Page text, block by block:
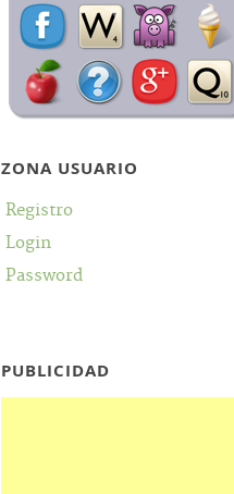
ZONA USUARIO
Registro
Login
Password
PUBLICIDAD